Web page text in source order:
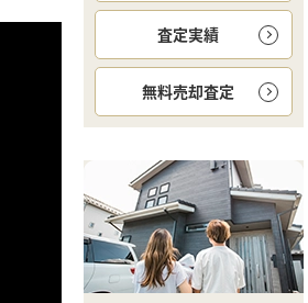
査定実績
無料売却査定